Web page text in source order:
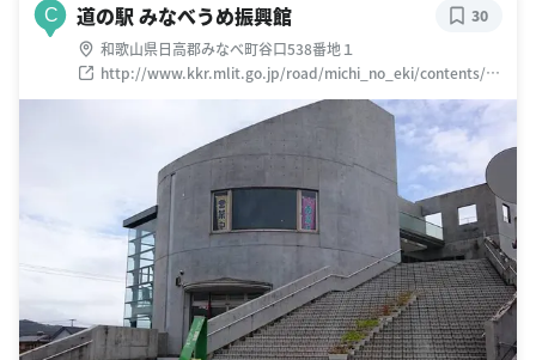
C 道の駅 みなべうめ振興館
和歌山県日高郡みなべ町谷口538番地１
http://www.kkr.mlit.go.jp/road/michi_no_eki/contents/w
akayama/minabeumesihnkoukan.html
30